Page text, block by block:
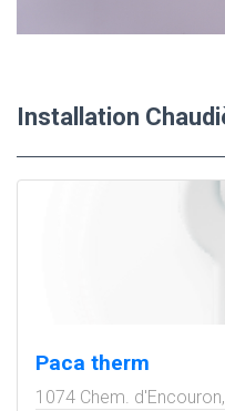
Installation
Paca therm
1074 Chem. d'Encouron,